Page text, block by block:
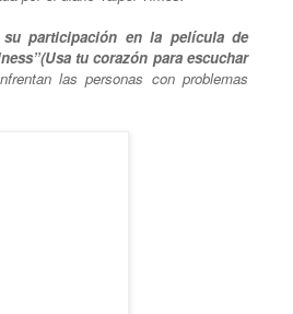
su participación en la película de
tu corazón para escuchar
las personas con problemas